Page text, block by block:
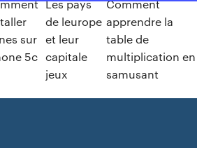
sur
5c
Les pays
de leurope
et leur
capitale
jeux
Comment
apprendre la
table de
multiplication en
samusant